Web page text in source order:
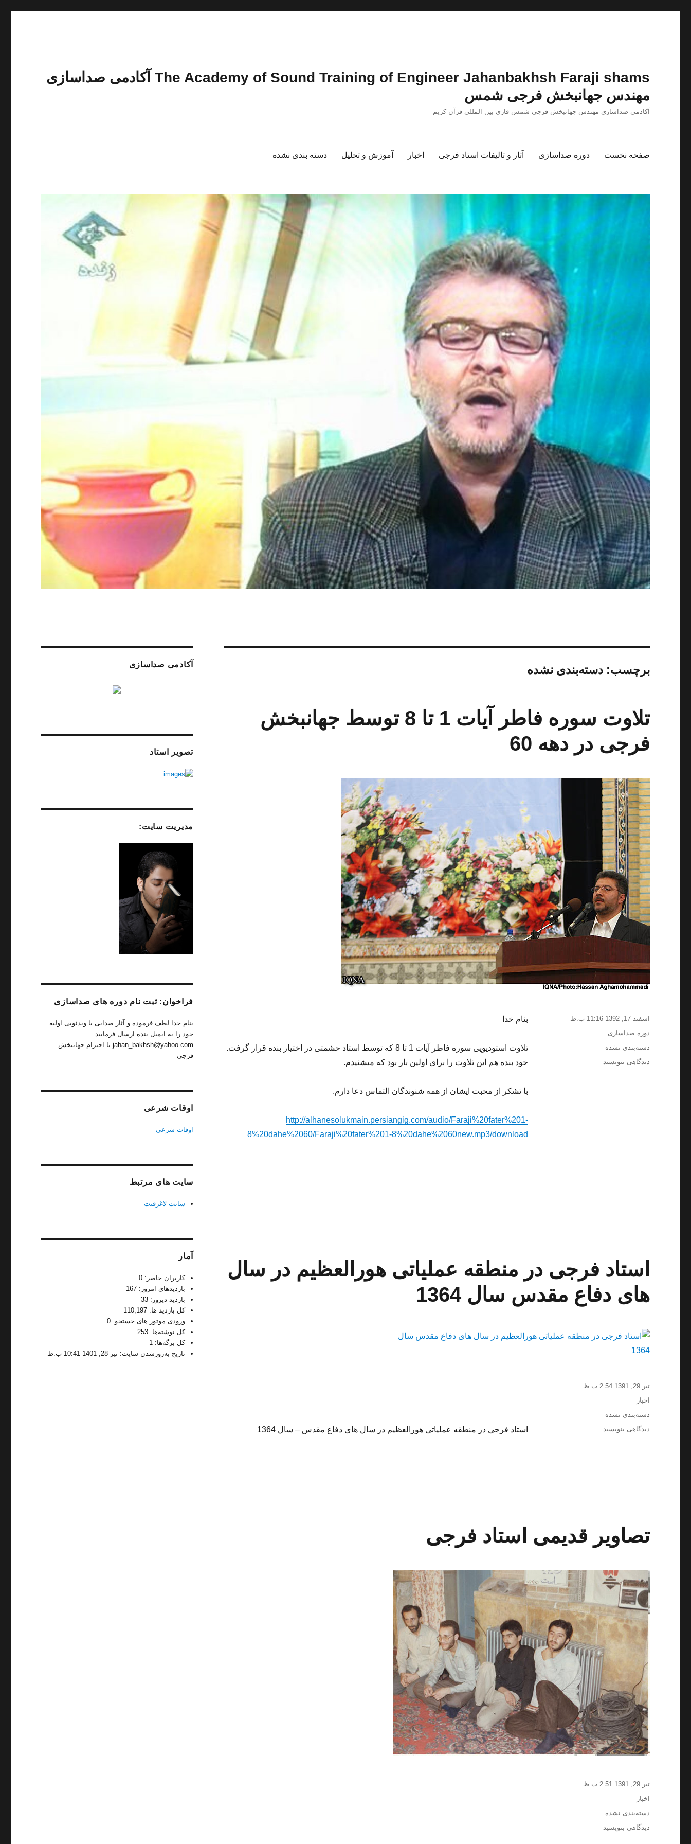
The Academy of Sound Training of Engineer Jahanbakhsh Faraji shams آکادمی صداسازی
مهندس جهانبخش فرجی شمس
آکادمی صداسازی مهندس جهانبخش فرجی شمس قاری بین المللی قرآن کریم
صفحه نخست دوره صداسازی آثار و تالیفات استاد فرجی اخبار آموزش و تحلیل دسته بندی نشده
برچسب:دسته‌بندی نشده
تلاوت سوره فاطر آیات 1 تا 8 توسط جهانبخش
فرجی در دهه 60
بنام خدا
تلاوت استودیویی سوره فاطر آیات 1 تا 8 که توسط استاد حشمتی در اختیار بنده قرار گرفت.
خود بنده هم این تلاوت را برای اولین بار بود که میشنیدم.
با تشکر از محبت ایشان از همه شنوندگان التماس دعا دارم.
http://alhanesolukmain.persiangig.com/audio/Faraji%20fater%201-
8%20dahe%2060/Faraji%20fater%201-8%20dahe%2060new.mp3/download
ارسال
اسفند 17, 1392 11:16 ب.ظ
دسته‌ها
دوره صداسازی
برچسب‌ها
دسته‌بندی نشده
برای
دیدگاهی بنویسید
استاد فرجی در منطقه عملیاتی هورالعظیم در سال
های دفاع مقدس سال 1364
استاد فرجی در منطقه عملیاتی هورالعظیم در سال های دفاع مقدس – سال 1364
ارسال
شده
تیر 29, 1391 2:54 ب.ظ
دسته‌ها
اخبار
برچسب‌ها
دسته‌بندی نشده
برای
دفاع
1364
دیدگاهی بنویسید
تصاویر قدیمی استاد فرجی
ارسال
شده
تیر 29, 1391 2:51 ب.ظ
دسته‌ها
اخبار
برچسب‌ها
دسته‌بندی نشده
برای
دیدگاهی بنویسید
آکادمی صداسازی
تصویر استاد
مدیریت سایت:
فراخوان: ثبت نام دوره های صداسازی
بنام خدا لطف فرموده و آثار صدایی یا ویدئویی اولیه
خود را به ایمیل بنده ارسال فرمایید.
jahan_bakhsh@yahoo.com با احترام جهانبخش
فرجی
اوقات شرعی
اوقات شرعی
سایت های مرتبط
سایت لاغرفیت
آمار
کاربران حاضر:0
بازدیدهای امروز:167
بازدید دیروز:33
کل بازدید ها:110,197
ورودی‌ موتور های جستجو:0
کل نوشته‌ها:253
کل برگه‌ها: 1
تاریخ به‌روزشدن سایت:تیر 28, 1401 10:41 ب.ظ